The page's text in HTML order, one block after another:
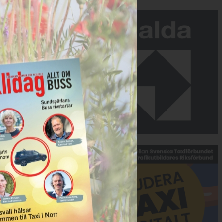
Annons:
Annons: